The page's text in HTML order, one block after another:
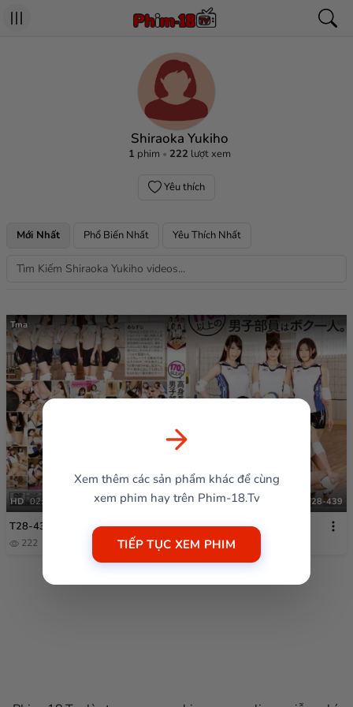
Shiraoka Yukiho
1 phim 222 lượt xem
Yêu thích
Mới Nhất Phổ Biến Nhất Yêu Thích Nhất
Tma
HD 02:42:55 T28-439
T28-439
222
Xem thêm các sản phẩm khác để cùng
xem phim hay trên Phim-18.Tv
TIẾP TỤC XEM PHIM